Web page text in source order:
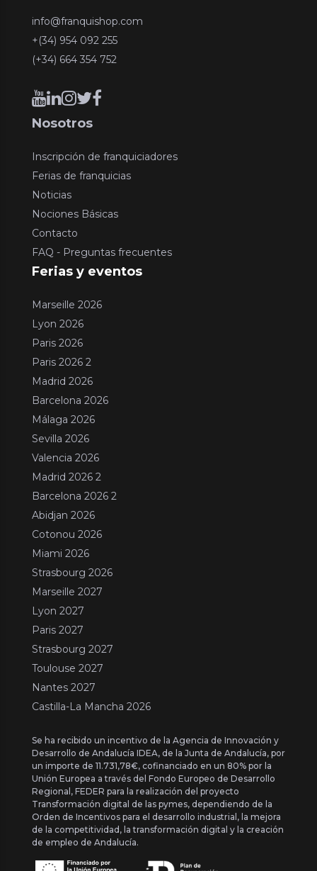
info@franquishop.com
+(34) 954 092 255
(+34) 664 354 752
Nosotros
Inscripción de franquiciadores
Ferias de franquicias
Noticias
Nociones Básicas
Contacto
FAQ - Preguntas frecuentes
Ferias y eventos
Marseille 2026
Lyon 2026
Paris 2026
Paris 2026 2
Madrid 2026
Barcelona 2026
Málaga 2026
Sevilla 2026
Valencia 2026
Madrid 2026 2
Barcelona 2026 2
Abidjan 2026
Cotonou 2026
Miami 2026
Strasbourg 2026
Marseille 2027
Lyon 2027
Paris 2027
Strasbourg 2027
Toulouse 2027
Nantes 2027
Castilla-La Mancha 2026
Se ha recibido un incentivo de la Agencia de Innovación y
Desarrollo de Andalucía IDEA, de la Junta de Andalucía, por
un importe de 11.731,78€, cofinanciado en un 80% por la
Unión Europea a través del Fondo Europeo de Desarrollo
Regional, FEDER para la realización del proyecto
Transformación digital de las pymes, dependiendo de la
Orden de Incentivos para el desarrollo industrial, la mejora
de la competitividad, la transformación digital y la creación
de empleo de Andalucía.